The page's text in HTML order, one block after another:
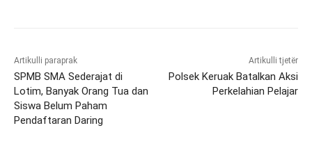
Artikulli paraprak
SPMB SMA Sederajat di
Lotim, Banyak Orang Tua dan
Siswa Belum Paham
Pendaftaran Daring
Artikulli tjetër
Polsek Keruak Batalkan Aksi
Perkelahian Pelajar